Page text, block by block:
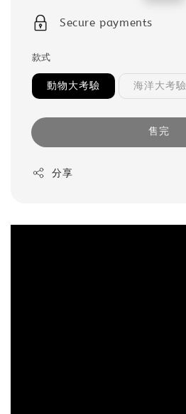
Secure payments
款式
動物大考驗 海洋大考驗
售完
分享